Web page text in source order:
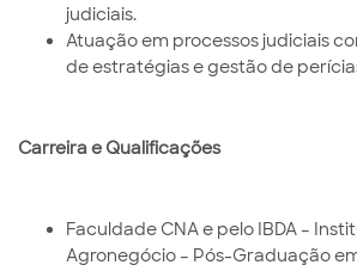
judiciais.
Atuação em processos judiciais
de estratégias e gestão de
Carreira e Qualificações
Faculdade CNA e pelo IBDA –
Agronegócio – Pós-Graduação